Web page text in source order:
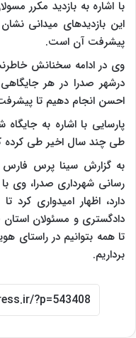
با اشاره به بازدید مکرر
این بازدیدهای میدانی
پیشرفت آن است.
وی در ادامه سخنانش
درشهر صدرا در هر
احسن انجام دهیم تا
پارسایی با اشاره به
طی چند سال اخیر طی کرده
به گزارش سینا پرس فارس
رسانی شهرداری صدرا، وی
دارد، اظهار امیدواری
دادگستری و مسئولان
تا همه بتوانیم در راستای
برداریم.